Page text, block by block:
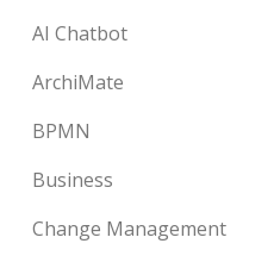
AI Chatbot
ArchiMate
BPMN
Business
Change Management